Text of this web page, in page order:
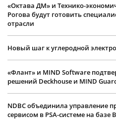
«Октава ДМ» и Технико-
Рогова будут готовить
отрасли
Новый шаг к углеродной
«Флант» и MIND Software
решений Deckhouse и MIND
NDBC объединила управление
сервисом в PSA-системе на базе